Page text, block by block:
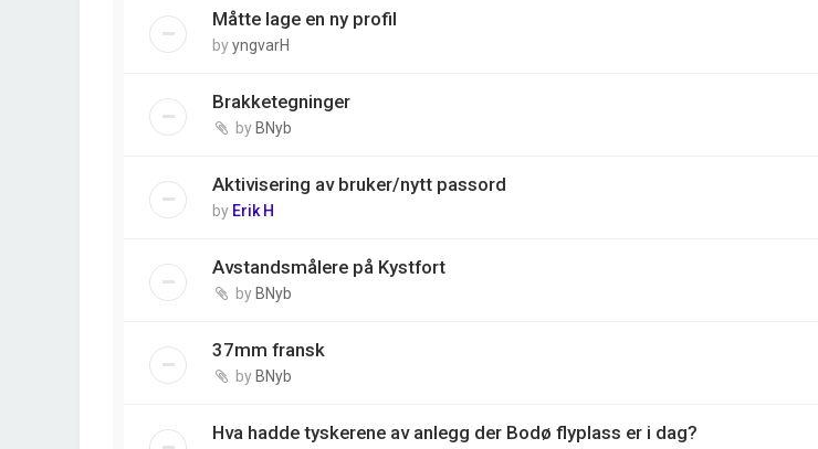
Måtte lage en ny profil
byyngvarH
Brakketegninger
by BNyb
Aktivisering av bruker/nytt passord
by Erik H
Avstandsmålere på Kystfort
by BNyb
37mm fransk
by BNyb
Hva hadde tyskerene av anlegg der Bodø flyplass er i dag?